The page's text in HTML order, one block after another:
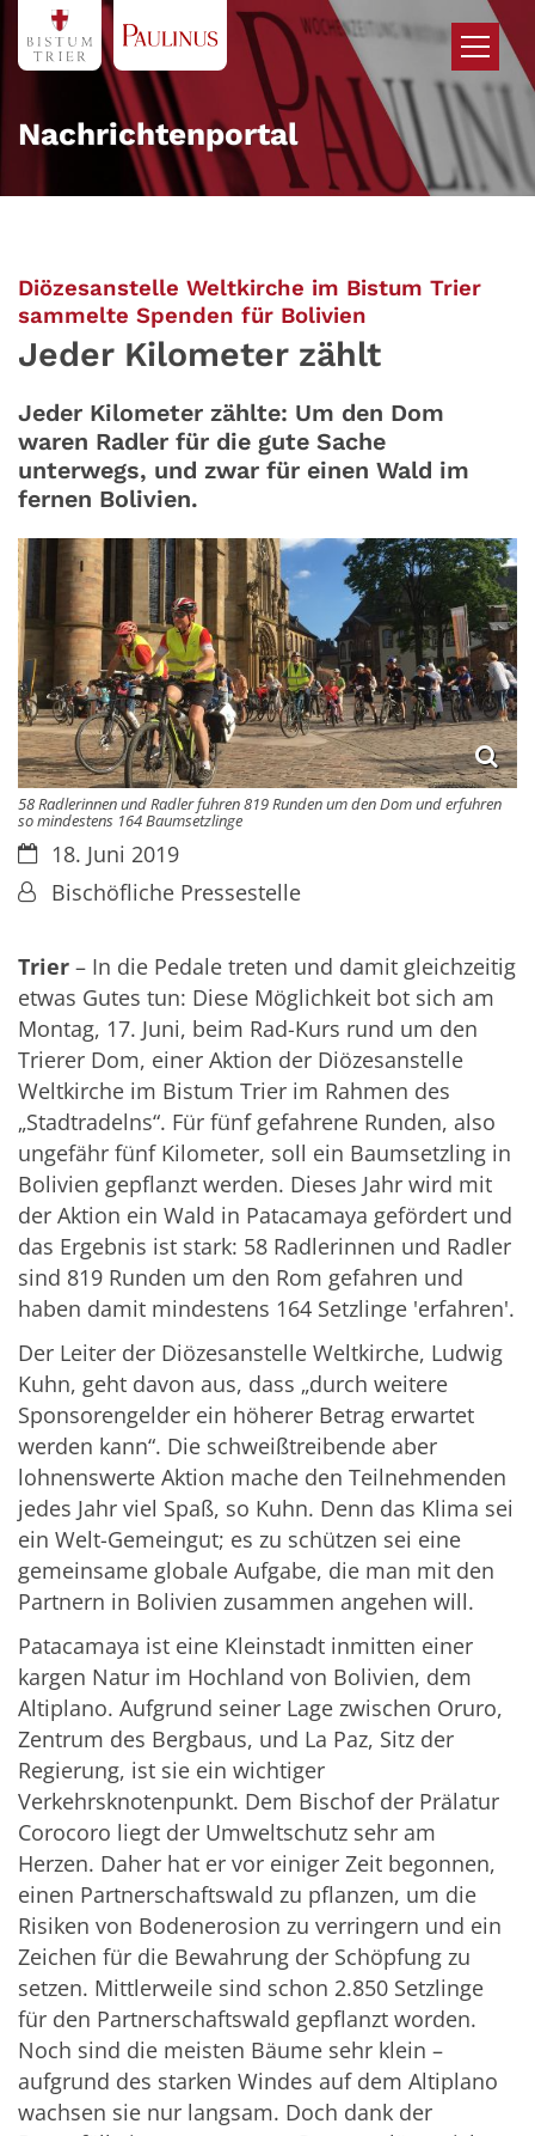
Zum Inhalt springen
Nachrichtenportal
Diözesanstelle Weltkirche im Bistum Trier
sammelte Spenden für Bolivien
Jeder Kilometer zählt
Jeder Kilometer zählte: Um den Dom
waren Radler für die gute Sache
unterwegs, und zwar für einen Wald im
fernen Bolivien.
58 Radlerinnen und Radler fuhren 819 Runden um den Dom und erfuhren
so mindestens 164 Baumsetzlinge
Datum:18. Juni 2019
Von:Bischöfliche Pressestelle
Trier – In die Pedale treten und damit gleichzeitig
etwas Gutes tun: Diese Möglichkeit bot sich am
Montag, 17. Juni, beim Rad-Kurs rund um den
Trierer Dom, einer Aktion der Diözesanstelle
Weltkirche im Bistum Trier im Rahmen des
„Stadtradelns“. Für fünf gefahrene Runden, also
ungefähr fünf Kilometer, soll ein Baumsetzling in
Bolivien gepflanzt werden. Dieses Jahr wird mit
der Aktion ein Wald in Patacamaya gefördert und
das Ergebnis ist stark: 58 Radlerinnen und Radler
sind 819 Runden um den Rom gefahren und
haben damit mindestens 164 Setzlinge 'erfahren'.
Der Leiter der Diözesanstelle Weltkirche, Ludwig
Kuhn, geht davon aus, dass „durch weitere
Sponsorengelder ein höherer Betrag erwartet
werden kann“. Die schweißtreibende aber
lohnenswerte Aktion mache den Teilnehmenden
jedes Jahr viel Spaß, so Kuhn. Denn das Klima sei
ein Welt-Gemeingut; es zu schützen sei eine
gemeinsame globale Aufgabe, die man mit den
Partnern in Bolivien zusammen angehen will.
Patacamaya ist eine Kleinstadt inmitten einer
kargen Natur im Hochland von Bolivien, dem
Altiplano. Aufgrund seiner Lage zwischen Oruro,
Zentrum des Bergbaus, und La Paz, Sitz der
Regierung, ist sie ein wichtiger
Verkehrsknotenpunkt. Dem Bischof der Prälatur
Corocoro liegt der Umweltschutz sehr am
Herzen. Daher hat er vor einiger Zeit begonnen,
einen Partnerschaftswald zu pflanzen, um die
Risiken von Bodenerosion zu verringern und ein
Zeichen für die Bewahrung der Schöpfung zu
setzen. Mittlerweile sind schon 2.850 Setzlinge
für den Partnerschaftswald gepflanzt worden.
Noch sind die meisten Bäume sehr klein –
aufgrund des starken Windes auf dem Altiplano
wachsen sie nur langsam. Doch dank der